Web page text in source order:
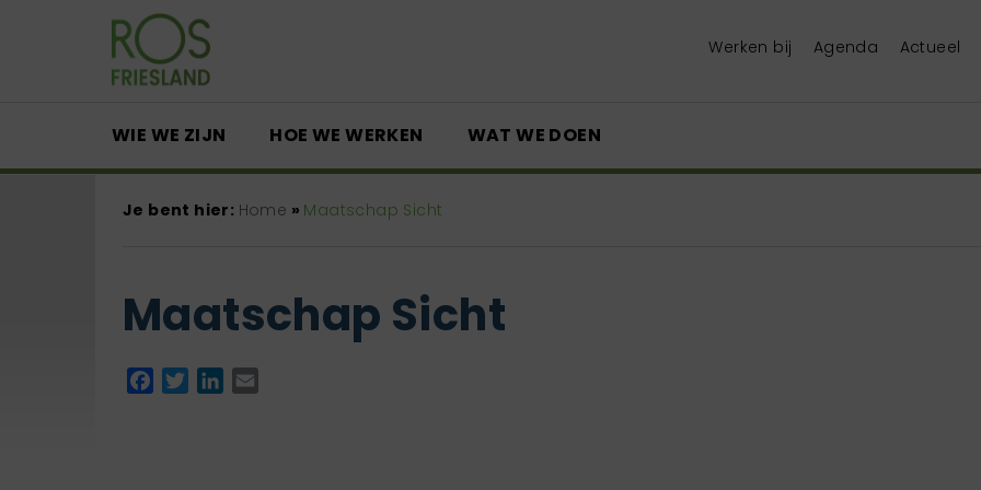
Werken bij Agenda Actueel
WIE WE ZIJN HOE WE WERKEN WAT WE DOEN
Je bent hier: Home » Maatschap Sicht
Maatschap Sicht
Facebook
TwitterLinkedIn